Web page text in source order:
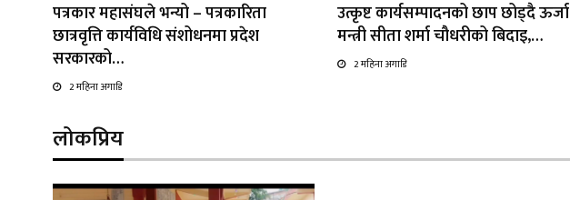
पत्रकार महासंघले भन्यो – पत्रकारिता
छात्रवृत्ति कार्यविधि संशोधनमा प्रदेश
सरकारको…
2 महिना अगाडि
उत्कृष्ट कार्यसम्पादनको छाप छोड्दै ऊर्जा
मन्त्री सीता शर्मा चौधरीको बिदाइ,…
2 महिना अगाडि
लोकप्रिय